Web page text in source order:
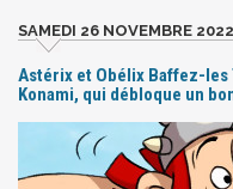
SAMEDI 26 NOVEMBRE 2022
Astérix et Obélix Baffez-les
Konami, qui débloque un